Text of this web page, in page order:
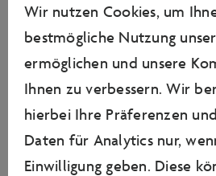
Wir nutzen Cookies, um
bestmögliche Nutzung
ermöglichen und unsere
Ihnen zu verbessern. Wir
hierbei Ihre Präferenzen
Daten für Analytics nur,
Einwilligung geben. Diese